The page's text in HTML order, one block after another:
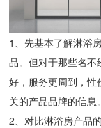
1、先基本了解淋浴
品。但对于那些名
好，服务更周到，
关的产品品牌的信息。
2、对比淋浴房产品